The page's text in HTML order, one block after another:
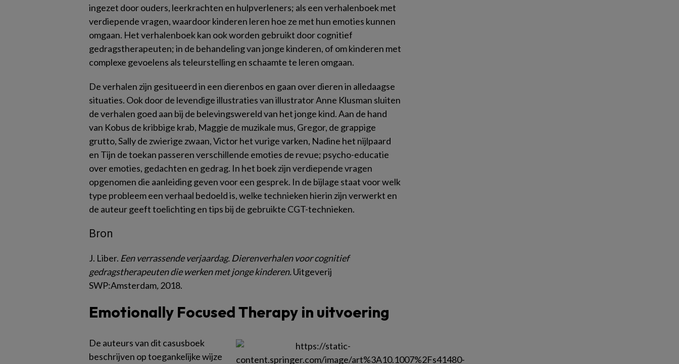
ingezet door ouders, leerkrachten en hulpverleners; als een verhalenboek met
verdiepende vragen, waardoor kinderen leren hoe ze met hun emoties kunnen
omgaan. Het verhalenboek kan ook worden gebruikt door cognitief
gedragstherapeuten; in de behandeling van jonge kinderen, of om kinderen met
complexe gevoelens als teleurstelling en schaamte te leren omgaan.
De verhalen zijn gesitueerd in een dierenbos en gaan over dieren in alledaagse
situaties. Ook door de levendige illustraties van illustrator Anne Klusman sluiten
de verhalen goed aan bij de belevingswereld van het jonge kind. Aan de hand
van Kobus de kribbige krab, Maggie de muzikale mus, Gregor, de grappige
grutto, Sally de zwierige zwaan, Victor het vurige varken, Nadine het nijlpaard
en Tijn de toekan passeren verschillende emoties de revue; psycho-educatie
over emoties, gedachten en gedrag. In het boek zijn verdiepende vragen
opgenomen die aanleiding geven voor een gesprek. In de bijlage staat voor welk
type probleem een verhaal bedoeld is, welke technieken hierin zijn verwerkt en
de auteur geeft toelichting en tips bij de gebruikte CGT-technieken.
Bron
J. Liber. Een verrassende verjaardag. Dierenverhalen voor cognitief
gedragstherapeuten die werken met jonge kinderen.Uitgeverij
SWP:Amsterdam,2018.
Emotionally Focused Therapy in uitvoering
De auteurs van dit casusboek
beschrijven op toegankelijke wijze